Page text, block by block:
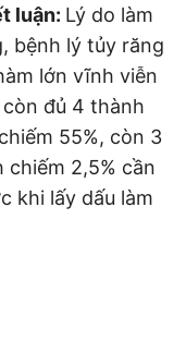
luận: Lý do làm
bệnh lý tủy răng
lớn vĩnh viễn
đủ 4 thành
55%, còn 3
2,5% cần
khi lấy dấu làm